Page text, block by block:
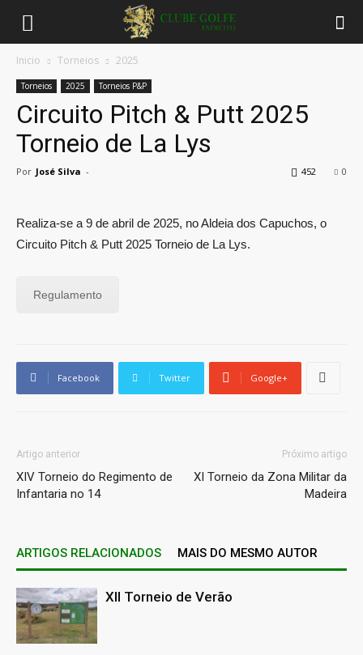
Inicio Torneios 2025
Torneios 2025 Torneios P&P
Circuito Pitch & Putt 2025
Torneio de La Lys
Por José Silva - 0
452
Realiza-se a 9 de abril de 2025, no Aldeia dos Capuchos, o
Circuito Pitch & Putt 2025 Torneio de La Lys.
Regulamento
Facebook Twitter Google+
Artigo anterior
XIV Torneio do Regimento de
Infantaria no 14
Próximo artigo
XI Torneio da Zona Militar da
Madeira
ARTIGOS RELACIONADOS MAIS DO MESMO AUTOR
XII Torneio de Verão